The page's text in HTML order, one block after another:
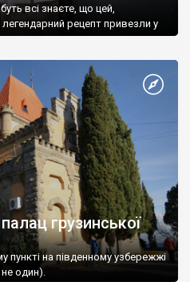
всі знаєте, що цей,
легендарний рецепт привезли у
грузинської
на південному узбережжі
не один).